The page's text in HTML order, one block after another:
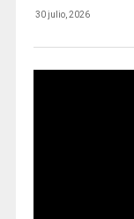
30 julio, 2026